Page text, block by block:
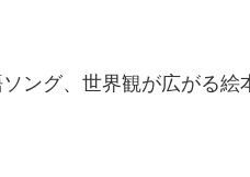
ング、世界観が広がる絵